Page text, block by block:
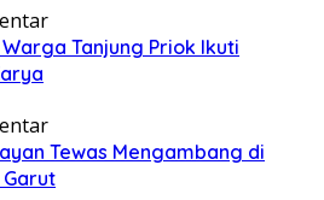
Tanjung Priok Ikuti
Tewas Mengambang di
Garut